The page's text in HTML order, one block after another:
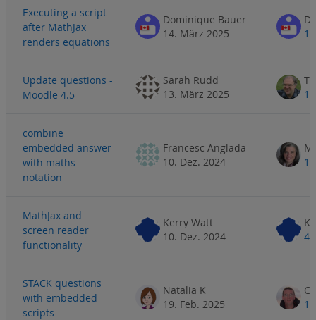
Executing a script
after MathJax
renders equations
Dominique Bauer
14. März 2025
Update questions -
Moodle 4.5
Sarah Rudd
13. März 2025
combine
embedded answer
with maths
notation
Francesc Anglada
10. Dez. 2024
MathJax and
screen reader
functionality
Kerry Watt
10. Dez. 2024
4.
STACK questions
with embedded
scripts
Natalia K
19. Feb. 2025